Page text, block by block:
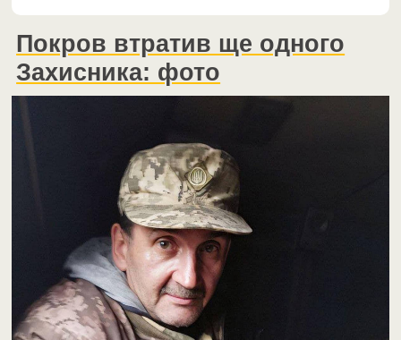
Покров втратив ще одного
Захисника: фото